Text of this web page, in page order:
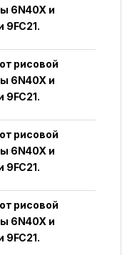
6N40X и
9FC21.
рисовой
6N40X и
9FC21.
рисовой
6N40X и
9FC21.
рисовой
6N40X и
9FC21.